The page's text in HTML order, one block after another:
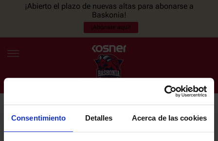
Consentimiento Detalles Acerca de las cookies
¡Abierto el plazo de nuevas altas para abonarse a
Baskonia!
¡Abónate aquí!
ES EU
NEWSLETTER